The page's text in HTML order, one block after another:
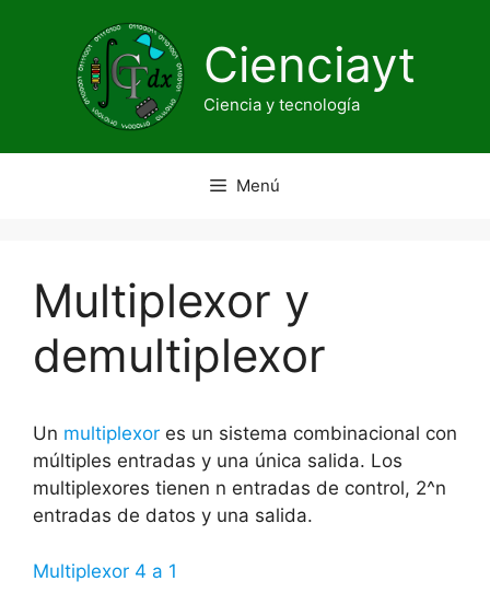
contenido
Cienciayt
Ciencia y tecnología
Menú
Multiplexor y
demultiplexor
Un multiplexor es un sistema combinacional con
múltiples entradas y una única salida. Los
multiplexores tienen n entradas de control, 2^n
entradas de datos y una salida.
Multiplexor 4 a 1